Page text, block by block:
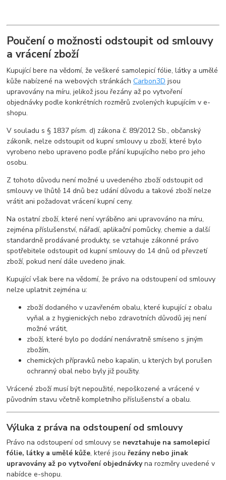
Poučení o možnosti odstoupit od smlouvy
a vrácení zboží
Kupující bere na vědomí, že veškeré samolepicí fólie, látky a umělé
kůže nabízené na webových stránkáchCarbon3D jsou
upravovány na míru, jelikož jsou řezány až po vytvoření
objednávky podle konkrétních rozměrů zvolených kupujícím v e-
shopu.
V souladu s § 1837 písm. d) zákona č. 89/2012 Sb., občanský
zákoník, nelze odstoupit od kupní smlouvy u zboží, které bylo
vyrobeno nebo upraveno podle přání kupujícího nebo pro jeho
osobu.
Z tohoto důvodu není možné u uvedeného zboží odstoupit od
smlouvy ve lhůtě 14 dnů bez udání důvodu a takové zboží nelze
vrátit ani požadovat vrácení kupní ceny.
Na ostatní zboží, které není vyráběno ani upravováno na míru,
zejména příslušenství, nářadí, aplikační pomůcky, chemie a další
standardně prodávané produkty, se vztahuje zákonné právo
spotřebitele odstoupit od kupní smlouvy do 14 dnů od převzetí
zboží, pokud není dále uvedeno jinak.
Kupující však bere na vědomí, že právo na odstoupení od smlouvy
nelze uplatnit zejména u:
zboží dodaného v uzavřeném obalu, které kupující z obalu
vyňal a z hygienických nebo zdravotních důvodů jej není
možné vrátit,
zboží, které bylo po dodání nenávratně smíseno s jiným
zbožím,
chemických přípravků nebo kapalin, u kterých byl porušen
ochranný obal nebo byly již použity.
Vrácené zboží musí být nepoužité, nepoškozené a vrácené v
původním stavu včetně kompletního příslušenství a obalu.
Výluka z práva na odstoupení od smlouvy
Právo na odstoupení od smlouvy se nevztahuje na samolepicí
fólie, látky a umělé kůže, které jsou řezány nebo jinak
upravovány až po vytvoření objednávkyna rozměry uvedené v
nabídce e-shopu.